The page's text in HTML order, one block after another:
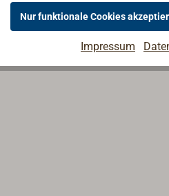
Nur funktionale Cookies
Impressum